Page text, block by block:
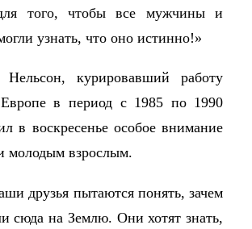
того, чтобы все мужчины и
узнать, что оно истинно!»
Нельсон, курировавший работу
в период с 1985 по 1990
в воскресенье особое внимание
молодым взрослым.
друзья пытаются понять, зачем
сюда на Землю. Они хотят знать,